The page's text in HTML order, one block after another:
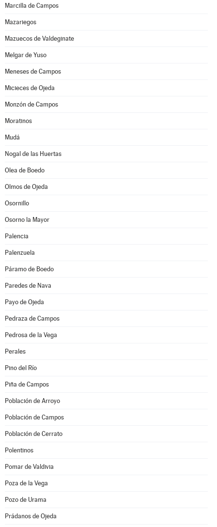
Marcilla de Campos
Mazariegos
Mazuecos de Valdeginate
Melgar de Yuso
Meneses de Campos
Micieces de Ojeda
Monzón de Campos
Moratinos
Mudá
Nogal de las Huertas
Olea de Boedo
Olmos de Ojeda
Osornillo
Osorno la Mayor
Palencia
Palenzuela
Páramo de Boedo
Paredes de Nava
Payo de Ojeda
Pedraza de Campos
Pedrosa de la Vega
Perales
Pino del Río
Piña de Campos
Población de Arroyo
Población de Campos
Población de Cerrato
Polentinos
Pomar de Valdivia
Poza de la Vega
Pozo de Urama
Prádanos de Ojeda